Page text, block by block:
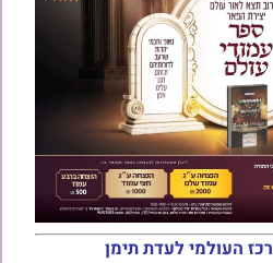
העולמי לעדת תימן